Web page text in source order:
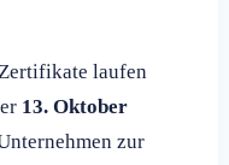
laufen
13. Oktober
zur